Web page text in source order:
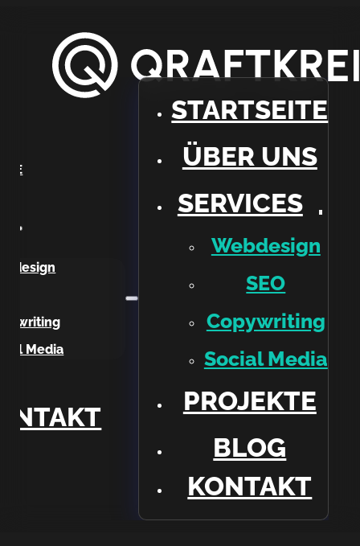
Media
STARTSEITE
ÜBER UNS
SERVICES
Webdesign
SEO
Copywriting
Social Media
PROJEKTE
BLOG
KONTAKT